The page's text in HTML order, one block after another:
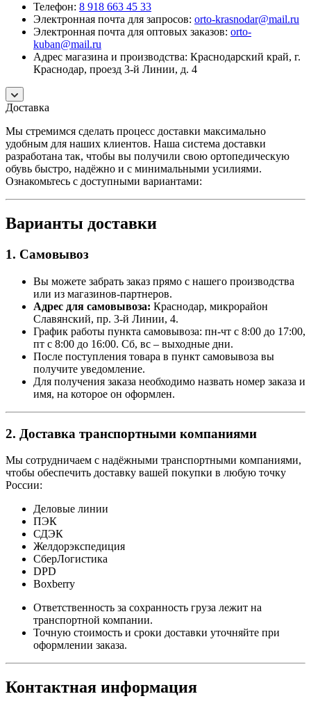
Телефон: 8 918 663 45 33
Электронная почта для запросов: orto-krasnodar@mail.ru
Электронная почта для оптовых заказов: orto-
kuban@mail.ru
Адрес магазина и производства: Краснодарский край, г.
Краснодар, проезд 3-й Линии, д. 4
Доставка
Мы стремимся сделать процесс доставки максимально
удобным для наших клиентов. Наша система доставки
разработана так, чтобы вы получили свою ортопедическую
обувь быстро, надёжно и с минимальными усилиями.
Ознакомьтесь с доступными вариантами:
Варианты доставки
1. Самовывоз
Вы можете забрать заказ прямо с нашего производства
или из магазинов-партнеров.
Адрес для самовывоза: Краснодар, микрорайон
Славянский, пр. 3-й Линии, 4.
График работы пункта самовывоза: пн-чт с 8:00 до 17:00,
пт с 8:00 до 16:00. Сб, вс – выходные дни.
После поступления товара в пункт самовывоза вы
получите уведомление.
Для получения заказа необходимо назвать номер заказа и
имя, на которое он оформлен.
2. Доставка транспортными компаниями
Мы сотрудничаем с надёжными транспортными компаниями,
чтобы обеспечить доставку вашей покупки в любую точку
России:
Деловые линии
ПЭК
СДЭК
Желдорэкспедиция
СберЛогистика
DPD
Boxberry
Ответственность за сохранность груза лежит на
транспортной компании.
Точную стоимость и сроки доставки уточняйте при
оформлении заказа.
Контактная информация